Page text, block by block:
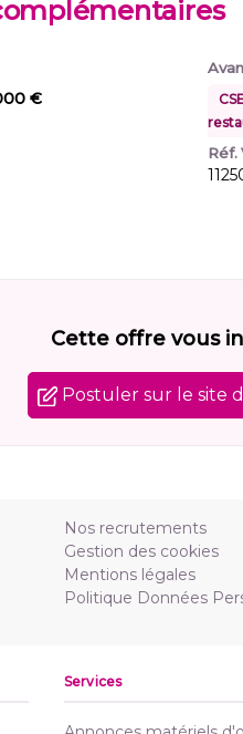
€
Réf.
Cette offre vous
Postuler sur le site
Nos recrutements
Gestion des cookies
Mentions légales
Politique Données
Services